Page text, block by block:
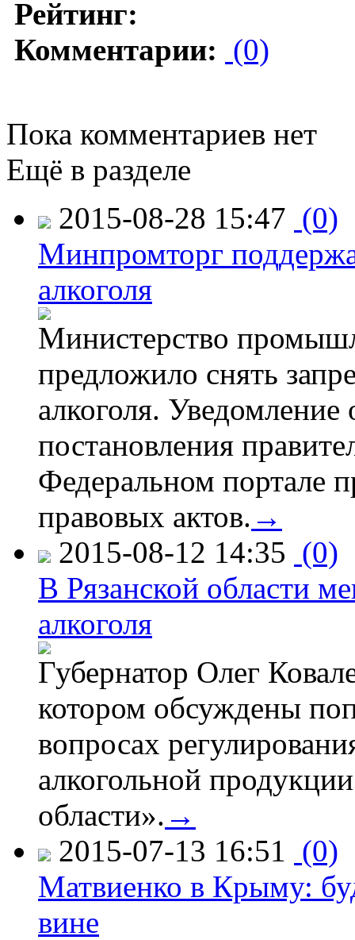
Рейтинг:
Комментарии: (0)
Пока комментариев нет
Ещё в разделе
2015-08-28 15:47 (0)
Минпромторг
алкоголя
Министерство
предложило снять
алкоголя. Уведомление
постановления
Федеральном портале
правовых актов. →
2015-08-12 14:35 (0)
В Рязанской области
алкоголя
Губернатор Олег
котором обсуждены
вопросах
алкогольной
области». →
2015-07-13 16:51 (0)
Матвиенко в Крыму:
вине